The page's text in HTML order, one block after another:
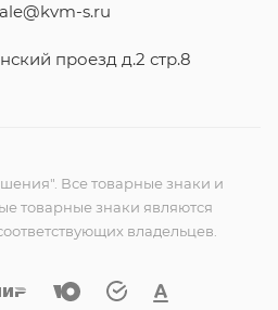
s.ru
проезд д.2 стр.8
Все товарные знаки и
товарные знаки являются
владельцев.